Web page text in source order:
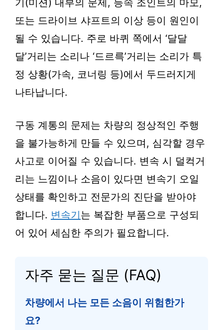
기(미션) 내부의 문제, 등속 조인트의 마모,
또는 드라이브 샤프트의 이상 등이 원인이
될 수 있습니다. 주로 바퀴 쪽에서 ‘달달
달’거리는 소리나 ‘드르륵’거리는 소리가 특
정 상황(가속, 코너링 등)에서 두드러지게
나타납니다.
구동 계통의 문제는 차량의 정상적인 주행
을 불가능하게 만들 수 있으며, 심각할 경우
사고로 이어질 수 있습니다. 변속 시 덜컥거
리는 느낌이나 소음이 있다면 변속기 오일
상태를 확인하고 전문가의 진단을 받아야
합니다. 변속기는 복잡한 부품으로 구성되
어 있어 세심한 주의가 필요합니다.
자주 묻는 질문 (FAQ)
차량에서 나는 모든 소음이 위험한가
요?